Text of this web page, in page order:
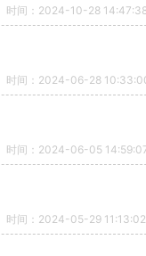
时间：2024-10-28
时间：2024-06-28
时间：2024-06-05
时间：2024-05-29 11:13:02